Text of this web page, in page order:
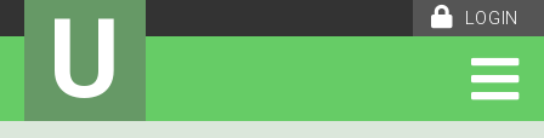
LOGIN
U